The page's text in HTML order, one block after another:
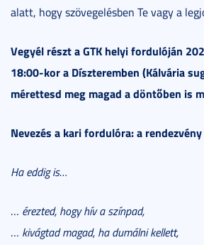
alatt, hogy szövegelésben Te vagy a
Vegyél részt a GTK helyi fordulóján
18:00-kor a Díszteremben (Kálvária
mérettesd meg magad a döntőben is
Nevezés a kari fordulóra: a
Ha eddig is…
… érezted, hogy hív a színpad,
… kivágtad magad, ha dumálni kellett,